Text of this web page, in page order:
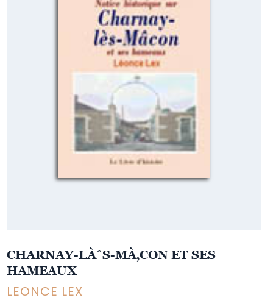
CHARNAY-LÀˆS-MÀ‚CON ET SES
HAMEAUX
LEONCE LEX